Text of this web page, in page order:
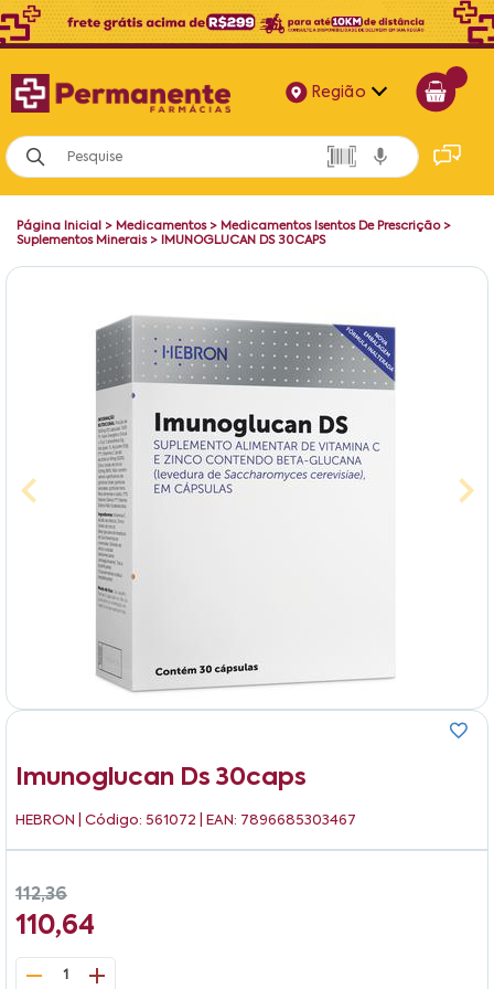
Região
Alagoas
Bahia
Página Inicial > Medicamentos> Medicamentos Isentos De Prescrição>
Suplementos Minerais> IMUNOGLUCAN DS 30CAPS
Imunoglucan Ds 30caps
HEBRON | Código: 561072 | EAN: 7896685303467
112,36
110,64
1